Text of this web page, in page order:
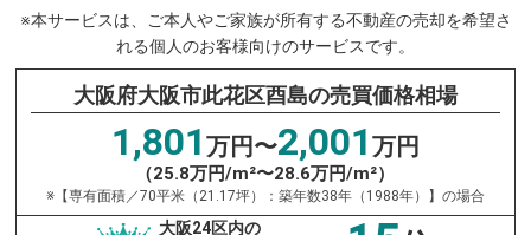
※本サービスは、ご本人やご家族が所有する不動産の売却を希望さ
れる個人のお客様向けのサービスです。
大阪府大阪市此花区酉島の売買価格相場
1,801 万円〜2,001 万円
（25.8万円/m²〜28.6万円/m²）
※【専有面積／70平米（21.17坪）：築年数38年（1988年）】の場合
大阪24区内の